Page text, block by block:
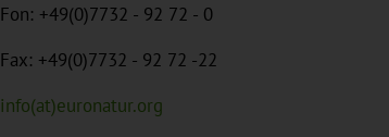
Fon: +49(0)7732 - 92 72 - 0
Fax: +49(0)7732 - 92 72 -22
info(at)euronatur.org